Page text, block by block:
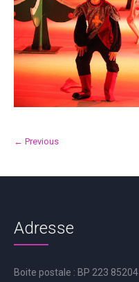
← Previous
Adresse
Boite postale : BP 223 85204